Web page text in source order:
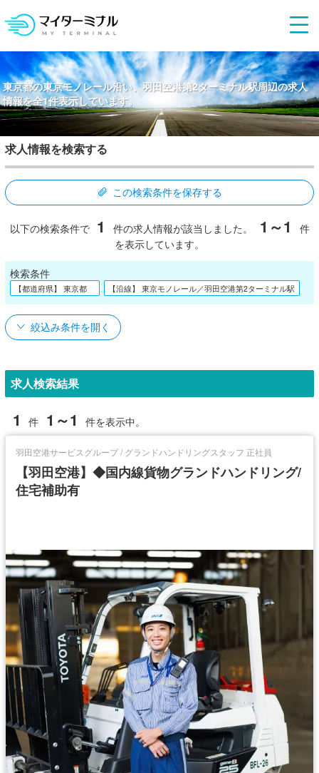
東京都の東京モノレール沿い、羽田空港第2ターミナル駅周辺の求人
情報を全1件表示しています。
求人情報を検索する
この検索条件を保存する
以下の検索条件で 1 件の求人情報が該当しました。 1～1
件
を表示しています。
検索条件
【都道府県】 東京都 【沿線】 東京モノレール／羽田空港第2ターミナル駅
絞込み条件を開く
求人検索結果
1 件 1～1 件を表示中。
羽田空港サービスグループ / グランドハンドリングスタッフ 正社員
【羽田空港】◆国内線貨物グランドハンドリング/
住宅補助有